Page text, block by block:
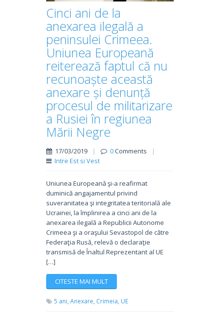
Cinci ani de la
anexarea ilegală a
peninsulei Crimeea.
Uniunea Europeană
reiterează faptul că nu
recunoaște această
anexare și denunță
procesul de militarizare
a Rusiei în regiunea
Mării Negre
17/03/2019 | 0Comments
|
Intre Est si Vest
Uniunea Europeană şi-a reafirmat
duminică angajamentul privind
suveranitatea şi integritatea teritorială ale
Ucrainei, la împlinirea a cinci ani de la
anexarea ilegală a Republicii Autonome
Crimeea şi a oraşului Sevastopol de către
Federaţia Rusă, relevă o declaraţie
transmisă de Înaltul Reprezentant al UE
[…]
CITESTE MAI MULT
5 ani, Anexare, Crimeia, UE